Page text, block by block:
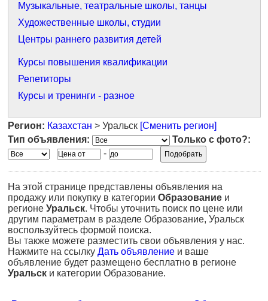
Музыкальные, театральные школы, танцы
Художественные школы, студии
Центры раннего развития детей
Курсы повышения квалификации
Репетиторы
Курсы и тренинги - разное
Регион: Казахстан > Уральск [Сменить регион]
Тип объявления:
Только с фото?:
-
На этой странице представлены объявления на
продажу или покупку в категории Образование и
регионе Уральск. Чтобы уточнить поиск по цене или
другим параметрам в разделе Образование, Уральск
воспользуйтесь формой поиска.
Вы также можете разместить свои объявления у нас.
Нажмите на ссылку Дать объявление и ваше
объявление будет размещено бесплатно в регионе
Уральск и категории Образование.